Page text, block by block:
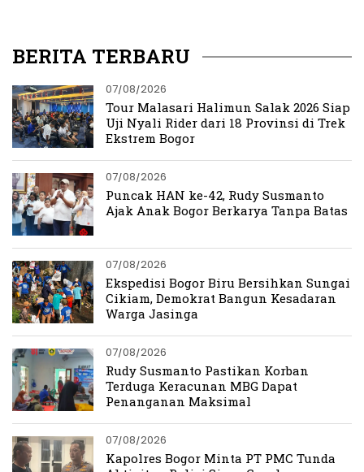
BERITA TERBARU
07/08/2026
Tour Malasari Halimun Salak 2026 Siap
Uji Nyali Rider dari 18 Provinsi di Trek
Ekstrem Bogor
07/08/2026
Puncak HAN ke-42, Rudy Susmanto
Ajak Anak Bogor Berkarya Tanpa Batas
07/08/2026
Ekspedisi Bogor Biru Bersihkan Sungai
Cikiam, Demokrat Bangun Kesadaran
Warga Jasinga
07/08/2026
Rudy Susmanto Pastikan Korban
Terduga Keracunan MBG Dapat
Penanganan Maksimal
07/08/2026
Kapolres Bogor Minta PT PMC Tunda